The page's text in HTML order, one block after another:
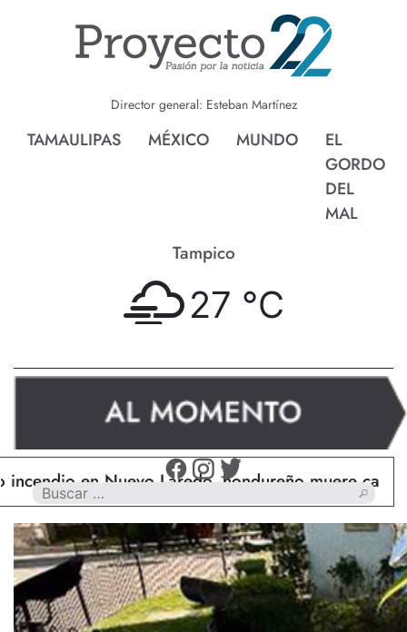
Director general: Esteban Martínez
TAMAULIPAS MÉXICO MUNDO
EL
GORDO
DEL
MAL
Tampico
27 °C
en Nuevo Laredo, hondureño muere calcinado